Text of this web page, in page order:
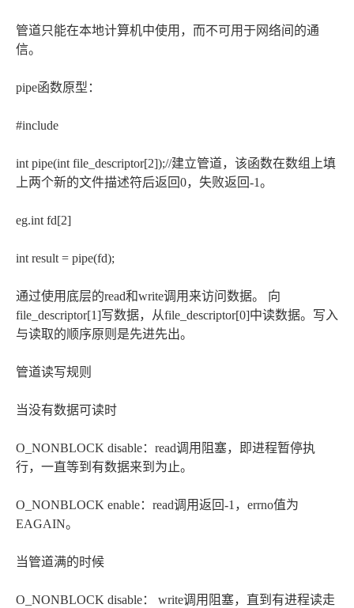
管道只能在本地计算机中使用，而不可用于网络间的通
信。
pipe函数原型：
#include
int pipe(int file_descriptor[2]);//建立管道，该函数在数组上填
上两个新的文件描述符后返回0，失败返回-1。
eg.int fd[2]
int result = pipe(fd);
通过使用底层的read和write调用来访问数据。 向
file_descriptor[1]写数据，从file_descriptor[0]中读数据。写入
与读取的顺序原则是先进先出。
管道读写规则
当没有数据可读时
O_NONBLOCK disable：read调用阻塞，即进程暂停执
行，一直等到有数据来到为止。
O_NONBLOCK enable：read调用返回-1，errno值为
EAGAIN。
当管道满的时候
O_NONBLOCK disable： write调用阻塞，直到有进程读走